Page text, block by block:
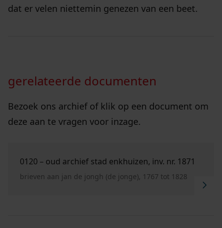
dat er velen niettemin genezen van een beet.
gerelateerde documenten
Bezoek ons archief of klik op een document om
deze aan te vragen voor inzage.
0120 – oud archief stad enkhuizen, inv. nr. 1871
brieven aan jan de jongh (de jonge), 1767 tot 1828